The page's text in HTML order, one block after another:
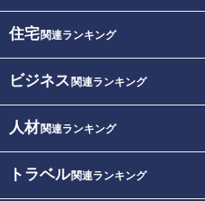
住宅関連ランキング
ビジネス 関連ランキング
人材関連ランキング
トラベル関連ランキング